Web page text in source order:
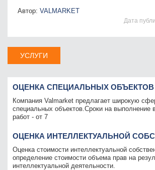
Автор: VALMARKET
Дата
УСЛУГИ
ОЦЕНКА СПЕЦИАЛЬНЫХ ОБЪЕКТОВ
Компания Valmarket предлагает широкую
специальных объектов.Сроки на выполнение
работ - от 7
ОЦЕНКА ИНТЕЛЛЕКТУАЛЬНОЙ
Оценка стоимости интеллектуальной
определение стоимости объема прав на
интеллектуальной деятельности.